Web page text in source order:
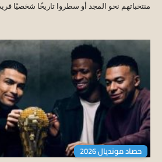
منتخباتهم نحو المجد أو سطروا تاريخًا شخصيًا
حصاد مونديال 2026